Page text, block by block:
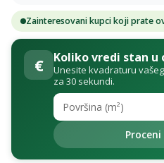
Zainteresovani kupci koji prate
€ Koliko vredi stan u
Unesite kvadraturu
za 30 sekundi.